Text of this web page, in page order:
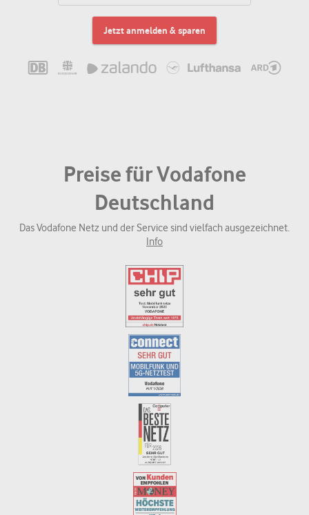
Jetzt anmelden & sparen
Preise für Vodafone
Deutschland
Das Vodafone Netz und der Service sind vielfach ausgezeichnet.
Info